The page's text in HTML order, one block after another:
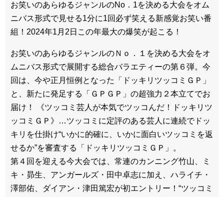
お笑いのあらゆるジャンルのNo．1を決める大会をオム
ニバス形式で見せる1分に1回必ず笑える新感覚お笑い番
組！2024年1月2日この年最大の爆笑が起こる！
お笑いのあらゆるジャンルのＮｏ．１を決める大会をオ
ムニバス形式で展開する総合バラエティーの第６弾。今
回は、今や正月恒例となった「ドッキリツッコミＧＰ」
と、新たに発足する「ＧＰＧＰ」の超強力２本立てでお
届け！ 《ツッコミ芸人が本気でツッコんだ！ドッキリツ
ッコミＧＰ》…ツッコミに定評のある芸人に連続でドッ
キリを仕掛け“いかに的確に、いかに面白いツッコミを返
せるか”を審査する「ドッキリツッコミＧＰ」。
第４回を迎える今大会では、常連のカンニング竹山、ミ
キ・昴生、アンガールズ・田中卓志に加え、ハライチ・
澤部佑、ダイアン・津田篤宏が初エントリー！“ツッコミ